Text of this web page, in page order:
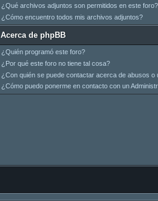
¿Qué archivos adjuntos son permitidos en este foro?
¿Cómo encuentro todos mis archivos adjuntos?
Acerca de phpBB
¿Quién programó este foro?
¿Por qué este foro no tiene tal cosa?
¿Con quién se puede contactar acerca de abusos
¿Cómo puedo ponerme en contacto con un